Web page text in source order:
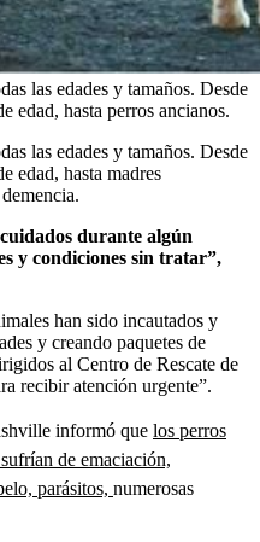
las edades y tamaños. Desde
edad, hasta perros ancianos.
las edades y tamaños. Desde
edad, hasta madres
durante algún
y condiciones sin tratar”,
han sido incautados y
y creando paquetes de
al Centro de Rescate de
recibir atención urgente”.
informó que los perros
de emaciación,
parásitos, numerosas